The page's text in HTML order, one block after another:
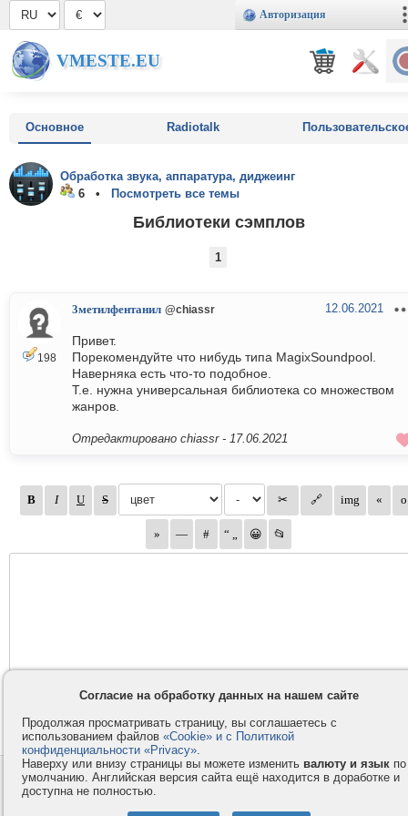
Авторизация
VMESTE.EU
Основное Radiotalk
Обработка звука, аппаратура, диджеинг
6 •
Посмотреть все темы
Библиотеки сэмплов
1
198
3метилфентанил @chiassr 12.06.2021
Привет.
Порекомендуйте что нибудь типа MagixSoundpool.
Наверняка есть что-то подобное.
Т.е. нужна универсальная библиотека со множеством
жанров.
Отредактировано chiassr - 17.06.2021
Контакты
Компания
Privacy и Cookie
Согласие на обработку данных на нашем сайте
Продолжая просматривать страницу, вы соглашаетесь с
использованием файлов «Cookie» и с Политикой
конфиденциальности «Privacy».
Наверху или внизу страницы вы можете изменить валюту и язык по
умолчанию. Английская версия сайта ещё находится в доработке и
доступна не полностью.